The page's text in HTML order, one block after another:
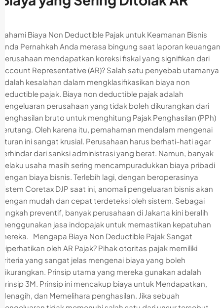
Pahami Biaya Non Deductible Pajak untuk Keamanan Bisnis
Anda Pernahkah Anda merasa bingung saat laporan keuangan
perusahaan mendapatkan koreksi fiskal yang signifikan dari
Account Representative (AR)? Salah satu penyebab utamanya
adalah kesalahan dalam mengklasifikasikan biaya non
deductible pajak. Biaya non deductible pajak adalah
pengeluaran perusahaan yang tidak boleh dikurangkan dari
penghasilan bruto untuk menghitung Pajak Penghasilan (PPh)
terutang. Oleh karena itu, pemahaman mendalam mengenai
aturan ini sangat krusial. Perusahaan harus berhati-hati agar
terhindar dari sanksi administrasi yang berat. Namun, banyak
pelaku usaha masih sering mencampuradukkan biaya pribadi
dengan biaya bisnis. Terlebih lagi, dengan beroperasinya
sistem Coretax DJP saat ini, anomali pengeluaran bisnis akan
dengan mudah dan cepat terdeteksi oleh sistem. Sebagai
langkah preventif, banyak perusahaan di Jakarta kini beralih
menggunakan jasa indopajak untuk memastikan kepatuhan
mereka. Mengapa Biaya Non Deductible Pajak Sangat
Diperhatikan oleh AR Pajak? Pihak otoritas pajak memiliki
kriteria yang sangat jelas mengenai biaya yang boleh
dikurangkan. Prinsip utama yang mereka gunakan adalah
prinsip 3M. Prinsip ini mencakup biaya untuk Mendapatkan,
Menagih, dan Memelihara penghasilan. Jika sebuah